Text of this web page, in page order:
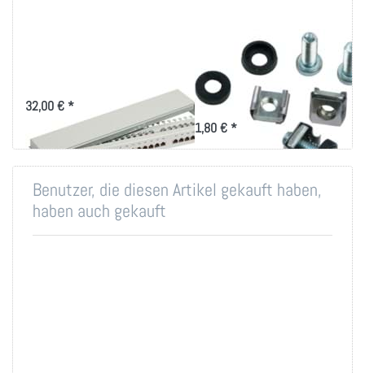
32,00 € *
Montageset M6 für
19 Zoll-Technik
Montageset für 19 Zoll
Befestigung
1,80 € *
Benutzer, die diesen Artikel gekauft haben,
haben auch gekauft